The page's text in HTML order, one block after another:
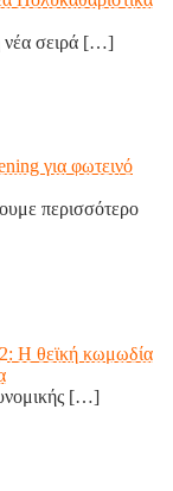
σειρά […]
για φωτεινό
περισσότερο
Η θεϊκή κωμωδία
[…]